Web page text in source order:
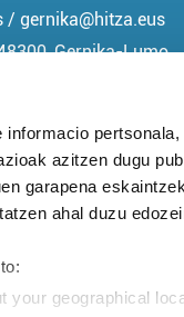
informacio
azitzen dugu
garapena
ahal duzu
your geographical
/ gernika@hitza.eus
Gernika-Lumo
politika